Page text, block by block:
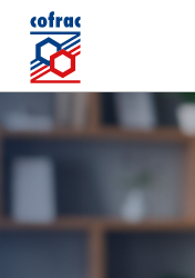
Aller au contenu